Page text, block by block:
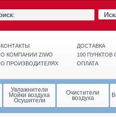
КОНТАКТЫ
О КОМПАНИИ ZIWO
О ПРОИЗВОДИТЕЛЯХ
ДОСТАВКА
100
ОПЛАТА
Увлажнители
Мойки воздуха
Осушители
Очистители
воздуха